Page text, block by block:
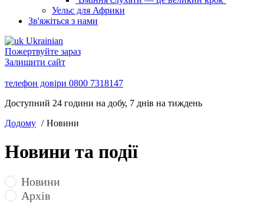
Уельс для Африки
Зв'яжіться з нами
Ukrainian
Пожертвуйте зараз
Залишити сайт
телефон довіри 0800 7318147
Доступний 24 години на добу, 7 днів на тиждень
Додому
Новини
Новини та події
Новини
Архів